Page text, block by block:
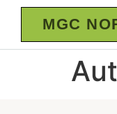
MGC